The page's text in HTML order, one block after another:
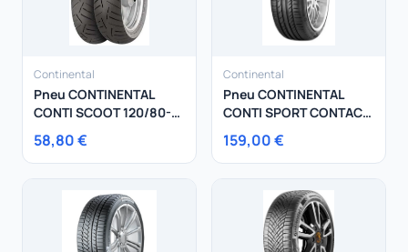
Continental
Pneu CONTINENTAL
CONTI SCOOT 120/80-16
60 P
58,80 €
Continental
Pneu CONTINENTAL
CONTI SPORT CONTACT
5 215/40R18 85Y
159,00 €